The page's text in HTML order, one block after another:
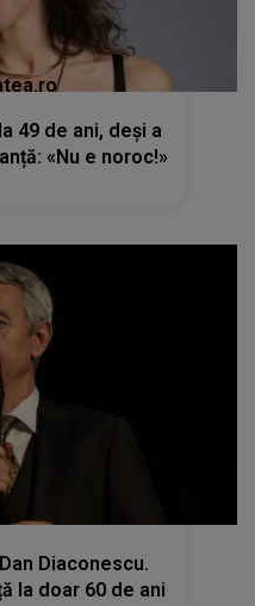
49 de ani, deși a
«Nu e noroc!»
Diaconescu.
la doar 60 de ani